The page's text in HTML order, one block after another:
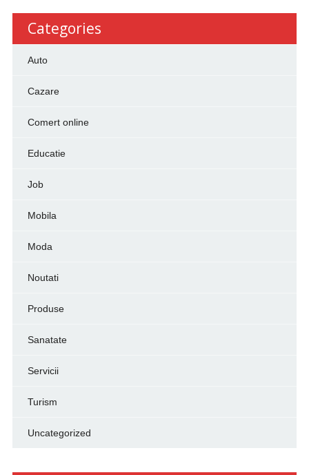
Categories
Auto
Cazare
Comert online
Educatie
Job
Mobila
Moda
Noutati
Produse
Sanatate
Servicii
Turism
Uncategorized